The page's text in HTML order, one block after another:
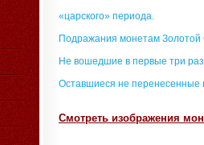
«царского» периода.
Подражания монетам
Не вошедшие в первые три
Оставшиеся не перенесенные
Смотреть изображения